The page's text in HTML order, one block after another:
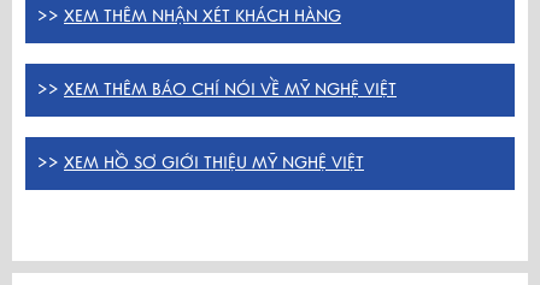
>> XEM THÊM NHẬN XÉT KHÁCH HÀNG
>> XEM THÊM BÁO CHÍ NÓI VỀ MỸ NGHỆ VIỆT
>> XEM HỒ SƠ GIỚI THIỆU MỸ NGHỆ VIỆT